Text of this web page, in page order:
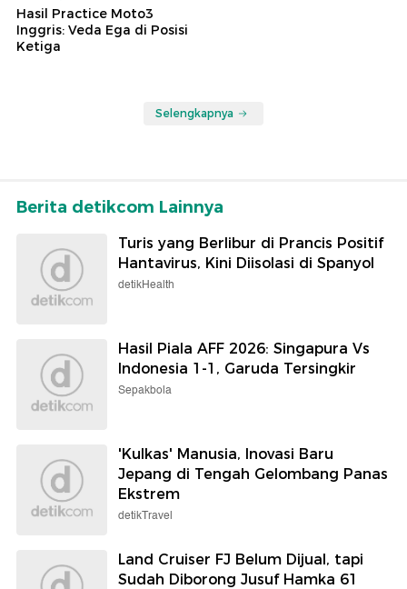
Hasil Practice Moto3
Inggris: Veda Ega di Posisi
Ketiga
Selengkapnya
Berita detikcom Lainnya
Turis yang Berlibur di Prancis Positif
Hantavirus, Kini Diisolasi di Spanyol
detikHealth
Hasil Piala AFF 2026: Singapura Vs
Indonesia 1-1, Garuda Tersingkir
Sepakbola
'Kulkas' Manusia, Inovasi Baru
Jepang di Tengah Gelombang Panas
Ekstrem
detikTravel
Land Cruiser FJ Belum Dijual, tapi
Sudah Diborong Jusuf Hamka 61